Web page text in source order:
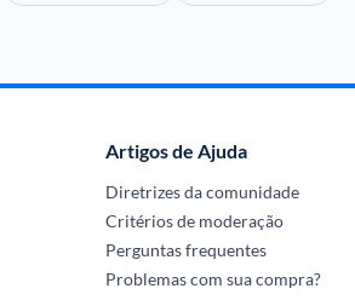
Artigos de Ajuda
Diretrizes da comunidade
Critérios de moderação
Perguntas frequentes
Problemas com sua compra?